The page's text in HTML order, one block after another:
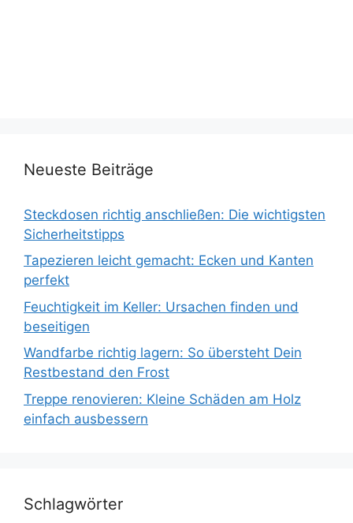
Neueste Beiträge
Steckdosen richtig anschließen: Die wichtigsten
Sicherheitstipps
Tapezieren leicht gemacht: Ecken und Kanten
perfekt
Feuchtigkeit im Keller: Ursachen finden und
beseitigen
Wandfarbe richtig lagern: So übersteht Dein
Restbestand den Frost
Treppe renovieren: Kleine Schäden am Holz
einfach ausbessern
Schlagwörter